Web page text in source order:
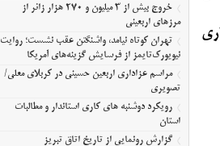
خروج بیش از ۳ میلیون و ۲۷۰ هزار زائر از
مرزهای اربعینی
تهران کوتاه نیامد، واشنگتن عقب نشست؛ روایت
نیویورک‌تایمز از فرسایش گزینه‌های آمریکا
مراسم عزاداری اربعین حسینی در کربلای معلی/
تصویری
رویکرد دوشنبه های کاری استاندار و مطالبات
استان
گزارش رونمایی از تاریخ اتاق تبریز